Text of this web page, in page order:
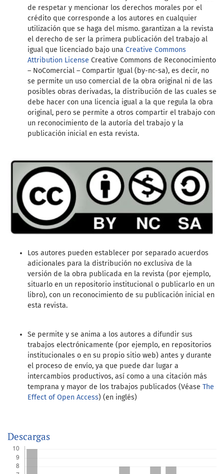
de respetar y mencionar los derechos morales por el
crédito que corresponde a los autores en cualquier
utilización que se haga del mismo. garantizan a la revista
el derecho de ser la primera publicación del trabajo al
igual que licenciado bajo una Creative Commons
Attribution License Creative Commons de Reconocimiento
– NoComercial – Compartir Igual (by-nc-sa), es decir, no
se permite un uso comercial de la obra original ni de las
posibles obras derivadas, la distribución de las cuales se
debe hacer con una licencia igual a la que regula la obra
original, pero se permite a otros compartir el trabajo con
un reconocimiento de la autoría del trabajo y la
publicación inicial en esta revista.
Los autores pueden establecer por separado acuerdos
adicionales para la distribución no exclusiva de la
versión de la obra publicada en la revista (por ejemplo,
situarlo en un repositorio institucional o publicarlo en un
libro), con un reconocimiento de su publicación inicial en
esta revista.
Se permite y se anima a los autores a difundir sus
trabajos electrónicamente (por ejemplo, en repositorios
institucionales o en su propio sitio web) antes y durante
el proceso de envío, ya que puede dar lugar a
intercambios productivos, así como a una citación más
temprana y mayor de los trabajos publicados (Véase The
Effect of Open Access) (en inglés)
Descargas